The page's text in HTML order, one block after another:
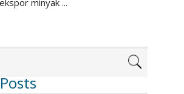
minyak ...